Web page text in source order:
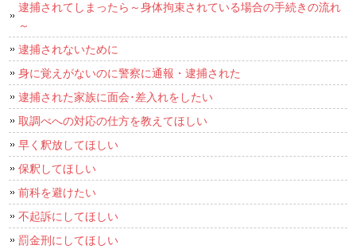
逮捕されてしまったら～身体拘束されている場合の手続きの流れ
～
逮捕されないために
身に覚えがないのに警察に通報・逮捕された
逮捕された家族に面会･差入れをしたい
取調べへの対応の仕方を教えてほしい
早く釈放してほしい
保釈してほしい
前科を避けたい
不起訴にしてほしい
罰金刑にしてほしい